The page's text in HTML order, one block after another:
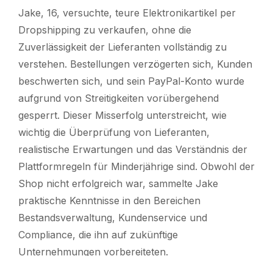
Jake, 16, versuchte, teure Elektronikartikel per
Dropshipping zu verkaufen, ohne die
Zuverlässigkeit der Lieferanten vollständig zu
verstehen. Bestellungen verzögerten sich, Kunden
beschwerten sich, und sein PayPal-Konto wurde
aufgrund von Streitigkeiten vorübergehend
gesperrt. Dieser Misserfolg unterstreicht, wie
wichtig die Überprüfung von Lieferanten,
realistische Erwartungen und das Verständnis der
Plattformregeln für Minderjährige sind. Obwohl der
Shop nicht erfolgreich war, sammelte Jake
praktische Kenntnisse in den Bereichen
Bestandsverwaltung, Kundenservice und
Compliance, die ihn auf zukünftige
Unternehmungen vorbereiteten.